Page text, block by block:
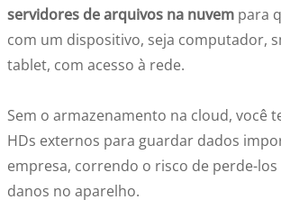
servidores de arquivos na nuvem para
com um dispositivo, seja computador,
tablet, com acesso à rede.
Sem o armazenamento na cloud, você
HDs externos para guardar dados
empresa, correndo o risco de perde-
danos no aparelho.